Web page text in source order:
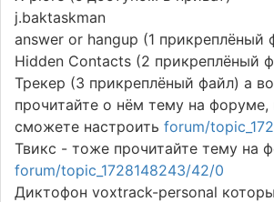
j.baktaskman
answer or hangup (1 прикреплёный
Hidden Contacts (2 прикреплёный
Трекер (3 прикреплёный файл) а
прочитайте о нём тему на форуме,
сможете настроитьforum/
Твикс - тоже прочитайте тему на
forum/topic_1728148243/42/0
Диктофон voxtrack-personal